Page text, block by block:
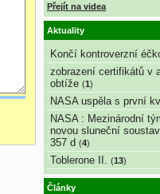
Přejít na videa
Aktuality
Končí kontroverzní
zobrazení certifikátů v
obtíže (1)
NASA uspěla s první
NASA : Mezinárodní
novou sluneční
357 d (4)
Toblerone II. (13)
Články